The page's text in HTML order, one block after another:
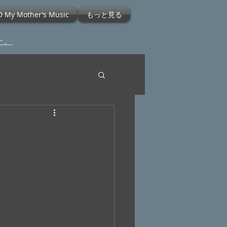
My Mother’s Music もっと見る